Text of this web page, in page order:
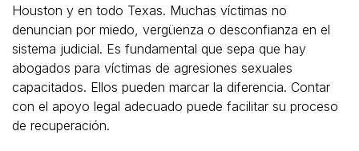
Houston y en todo Texas. Muchas víctimas no
denuncian por miedo, vergüenza o desconfianza en el
sistema judicial. Es fundamental que sepa que hay
abogados para víctimas de agresiones sexuales
capacitados. Ellos pueden marcar la diferencia. Contar
con el apoyo legal adecuado puede facilitar su proceso
de recuperación.